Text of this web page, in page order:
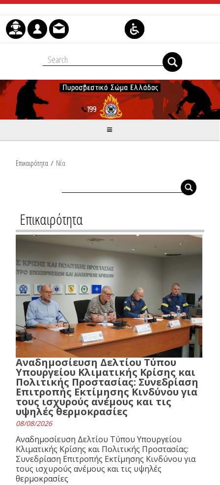
Μετάβαση στο περιεχόμενο
Επικαιρότητα / Νέα
Επικαιρότητα
Αναδημοσίευση Δελτίου Τύπου
Υπουργείου Κλιματικής Κρίσης και
Πολιτικής Προστασίας: Συνεδρίαση
Επιτροπής Εκτίμησης Κινδύνου για
τους ισχυρούς ανέμους και τις
υψηλές θερμοκρασίες
08/08/2026
Αναδημοσίευση Δελτίου Τύπου Υπουργείου
Κλιματικής Κρίσης και Πολιτικής Προστασίας:
Συνεδρίαση Επιτροπής Εκτίμησης Κινδύνου για
τους ισχυρούς ανέμους και τις υψηλές
θερμοκρασίες